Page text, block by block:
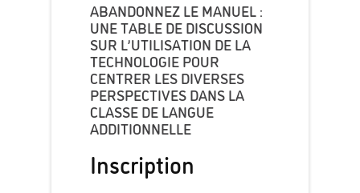
ABANDONNEZ LE MANUEL :
UNE TABLE DE DISCUSSION
SUR L’UTILISATION DE LA
TECHNOLOGIE POUR
CENTRER LES DIVERSES
PERSPECTIVES DANS LA
CLASSE DE LANGUE
ADDITIONNELLE
Inscription